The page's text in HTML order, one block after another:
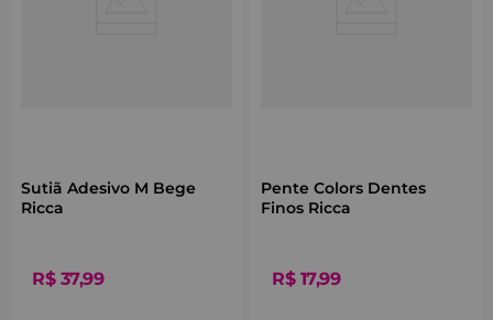
Sutiã Adesivo M Bege
Ricca
R$ 37,99
Pente Colors Dentes
Finos Ricca
R$ 17,99